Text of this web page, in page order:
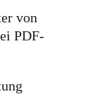
von
PDF-